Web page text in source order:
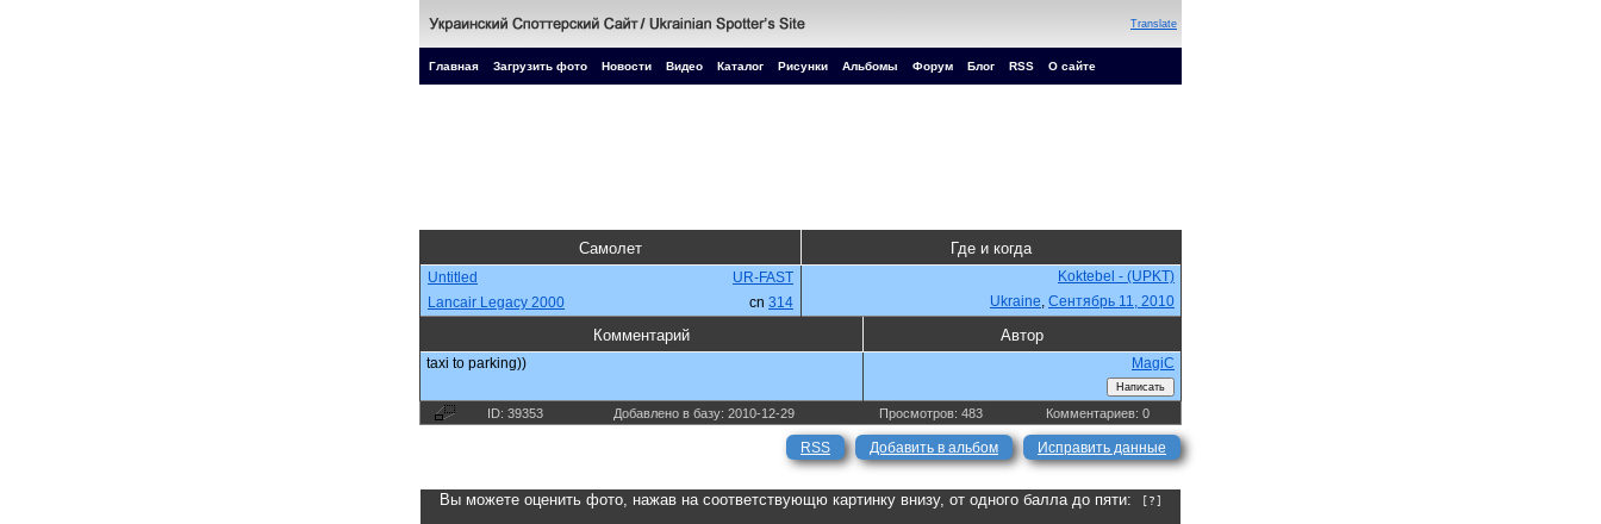
Translate
Главная Загрузить фото Новости Видео Каталог Рисунки Альбомы Форум Блог RSS О сайте
Самолет Где и когда
Untitled UR-FAST
Koktebel - (UPKT)
Lancair Legacy 2000
cn 314 Ukraine, Сентябрь 11, 2010
Комментарий Автор
taxi to parking)) MagiC
ID: 39353 Добавлено в базу: 2010-12-29 Просмотров: 483 Комментариев: 0
RSS Добавить в альбом Исправить данные
Вы можете оценить фото, нажав на соответствующю картинку внизу, от одного балла до пяти: [?]